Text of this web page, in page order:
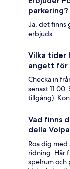
parkering?
Ja, det finns
erbjuds.
Vilka tider
angett för
Checka in
senast
tillgång).
Vad finns
della
Roa dig
ridning. Här
spelrum och